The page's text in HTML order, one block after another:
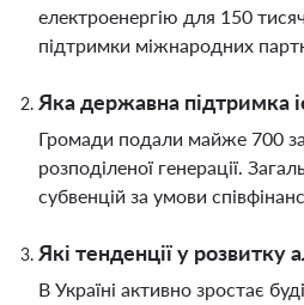
електроенергію для 150
підтримки міжнародних
Яка державна підтримка
Громади подали майже 700
розподіленої генерації.
субвенцій за умови
Які тенденції у розвитку
В Україні активно зростає